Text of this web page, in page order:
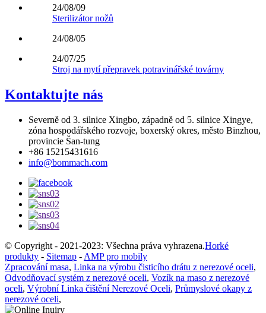
24/08/09
Sterilizátor nožů
24/08/05
24/07/25
Stroj na mytí přepravek potravinářské továrny
Kontaktujte nás
Severně od 3. silnice Xingbo, západně od 5. silnice Xingye,
zóna hospodářského rozvoje, boxerský okres, město Binzhou,
provincie Šan-tung
+86 15215431616
info@bommach.com
© Copyright - 2021-2023: Všechna práva vyhrazena.Horké
produkty - Sitemap - AMP pro mobily
Zpracování masa, Linka na výrobu čisticího drátu z nerezové oceli,
Odvodňovací systém z nerezové oceli, Vozík na maso z nerezové
oceli, Výrobní Linka čištění Nerezové Oceli, Průmyslové okapy z
nerezové oceli,